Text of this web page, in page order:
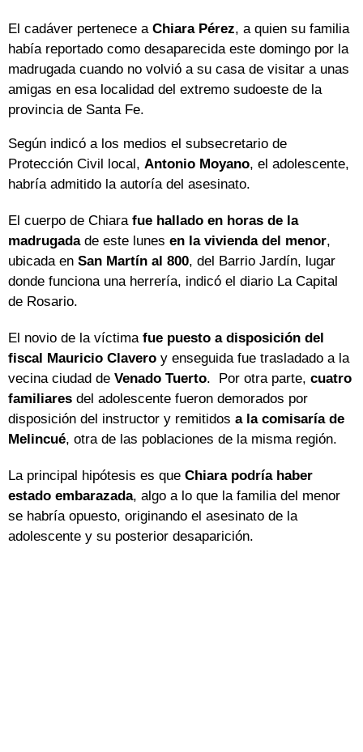
El cadáver pertenece a Chiara Pérez, a quien su familia
había reportado como desaparecida este domingo por la
madrugada cuando no volvió a su casa de visitar a unas
amigas en esa localidad del extremo sudoeste de la
provincia de Santa Fe.
Según indicó a los medios el subsecretario de
Protección Civil local, Antonio Moyano, el adolescente,
habría admitido la autoría del asesinato.
El cuerpo de Chiara fue hallado en horas de la
madrugadade este lunes en la vivienda del menor,
ubicada en San Martín al 800, del Barrio Jardín, lugar
donde funciona una herrería, indicó el diario La Capital
de Rosario.
El novio de la víctima fue puesto a disposición del
fiscal Mauricio Clavero y enseguida fue trasladado a la
vecina ciudad de Venado Tuerto. Por otra parte, cuatro
familiares del adolescente fueron demorados por
disposición del instructor y remitidos a la comisaría de
Melincué, otra de las poblaciones de la misma región.
La principal hipótesis es que Chiara podría haber
estado embarazada, algo a lo que la familia del menor
se habría opuesto, originando el asesinato de la
adolescente y su posterior desaparición.